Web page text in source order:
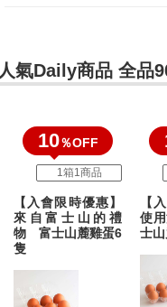
人氣Daily商品 全品
10％OFF
1箱1商品
【入會限時優惠】
來自富士山的禮
物 富士山麓雞蛋6
隻
【
使
士